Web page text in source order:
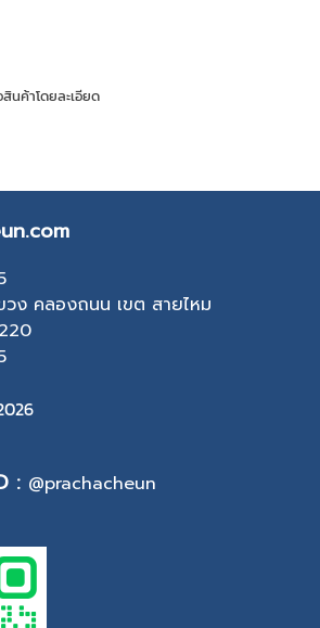
นค้าโดยละเอียด
ง คลองถนน เขต สายไหม
: @prachacheun